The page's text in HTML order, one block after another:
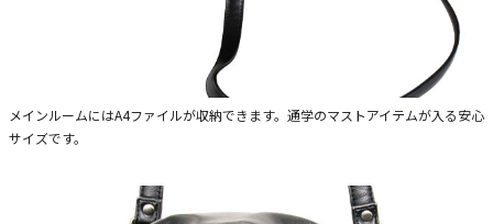
メインルームにはA4ファイルが収納できます。通学のマストアイテムが入る安心
サイズです。